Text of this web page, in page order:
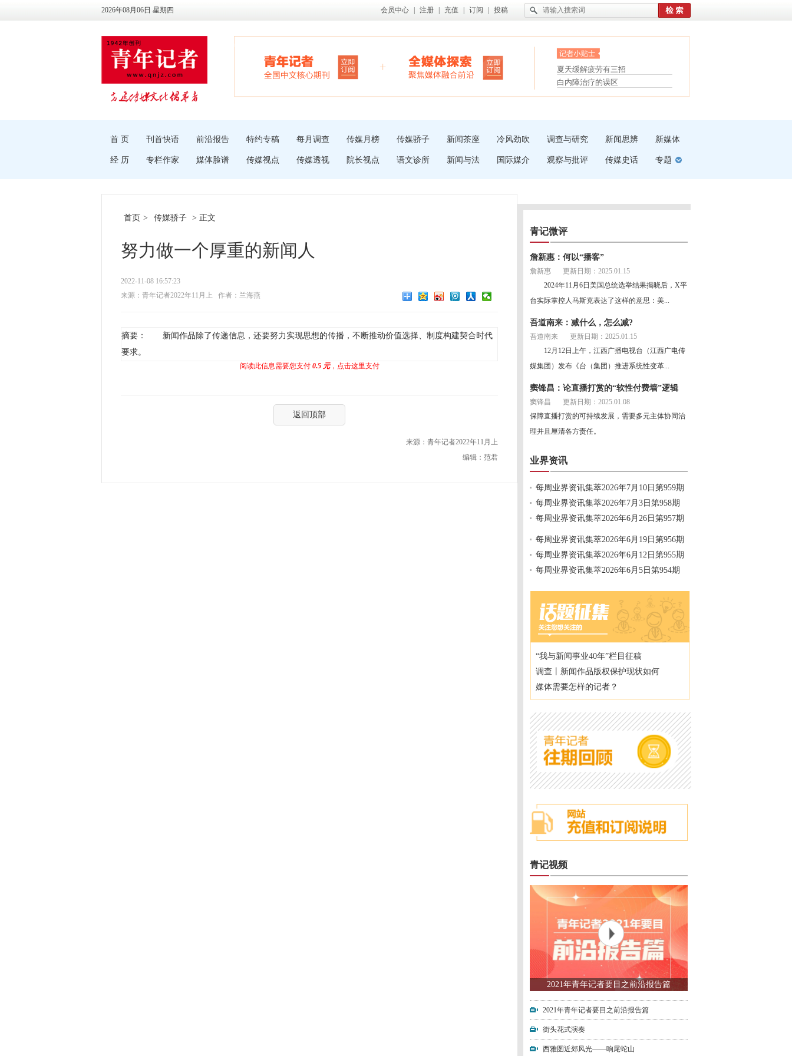
2026年08月06日 星期四 会员中心 注册 充值 订阅 投稿
“枝桠”“树桠”宜写成“枝...
夏天缓解疲劳有三招
护腰，摆脱六大坏习惯
受伤了冰敷还是热敷
白内障治疗的误区
首 页 刊首快语 前沿报告 特约专稿 每月调查 传媒月榜 传媒骄子 新闻茶座 冷风劲吹 调查与研究 新闻思辨 新媒体
经 历 专栏作家 媒体脸谱 传媒视点 传媒透视 院长视点 语文诊所 新闻与法 国际媒介 观察与批评 传媒史话 专题
首页 > 传媒骄子 > 正文
努力做一个厚重的新闻人
2022-11-08 16:57:23
来源：青年记者2022年11月上
作者：兰海燕
摘要： 新闻作品除了传递信息，还要努力实现思想的传播，不断推动价值选择、制度构建契合时代
要求。
阅读此信息需要您支付 0.5 元，点击这里支付
返回顶部
来源：青年记者2022年11月上
编辑：范君
青记微评
詹新惠：何以“播客”
詹新惠
更新日期：2025.01.15
2024年11月6日美国总统选举结果揭晓后，X平
台实际掌控人马斯克表达了这样的意思：美...
吾道南来：减什么，怎么减?
吾道南来
更新日期：2025.01.15
12月12日上午，江西广播电视台（江西广电传
媒集团）发布《台（集团）推进系统性变革...
窦锋昌：论直播打赏的“软性付费墙”逻辑
窦锋昌
更新日期：2025.01.08
保障直播打赏的可持续发展，需要多元主体协同治
理并且厘清各方责任。
业界资讯
每周业界资讯集萃2026年7月10日第959期
每周业界资讯集萃2026年7月3日第958期
每周业界资讯集萃2026年6月26日第957期
每周业界资讯集萃2026年6月19日第956期
每周业界资讯集萃2026年6月12日第955期
每周业界资讯集萃2026年6月5日第954期
“我与新闻事业40年”栏目征稿
调查丨新闻作品版权保护现状如何
媒体需要怎样的记者？
青记视频
2021年青年记者要目之前沿报告篇
2021年青年记者要目之前沿报告篇
街头花式演奏
西雅图近郊风光——响尾蛇山